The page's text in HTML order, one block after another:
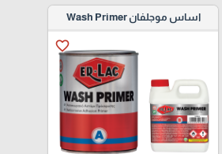
اساس موجلفان Wash Primer
favorite_border